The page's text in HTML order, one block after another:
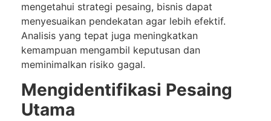
mengetahui strategi pesaing, bisnis dapat
menyesuaikan pendekatan agar lebih efektif.
Analisis yang tepat juga meningkatkan
kemampuan mengambil keputusan dan
meminimalkan risiko gagal.
Mengidentifikasi Pesaing
Utama